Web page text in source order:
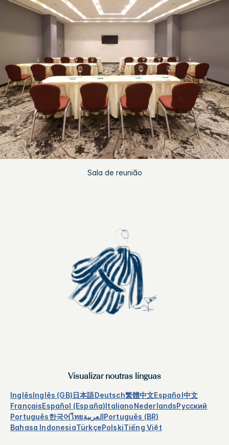
Sala de reunião
Visualizar noutras línguas
InglêsInglês (GB)日本語Deutsch繁體中文Español中文
FrançaisEspañol (España)ItalianoNederlandsРусский
Português한국어ไทยالعربيةPortuguês (BR)
Bahasa IndonesiaTürkçePolskiTiếng Việt